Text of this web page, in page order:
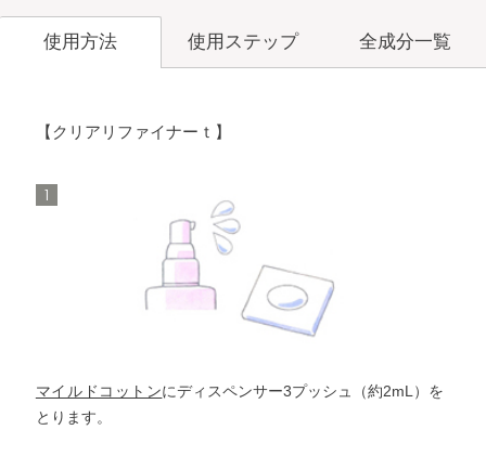
使用方法
【クリアリファイナーｔ】
1
マイルドコットンにディスペンサー3プッシュ（約2mL）を
とります。
使用ステップ
クリアリファイナーt
モイストバリアクリーム
クリアリファイナーt
バランシング プライマー
全成分一覧